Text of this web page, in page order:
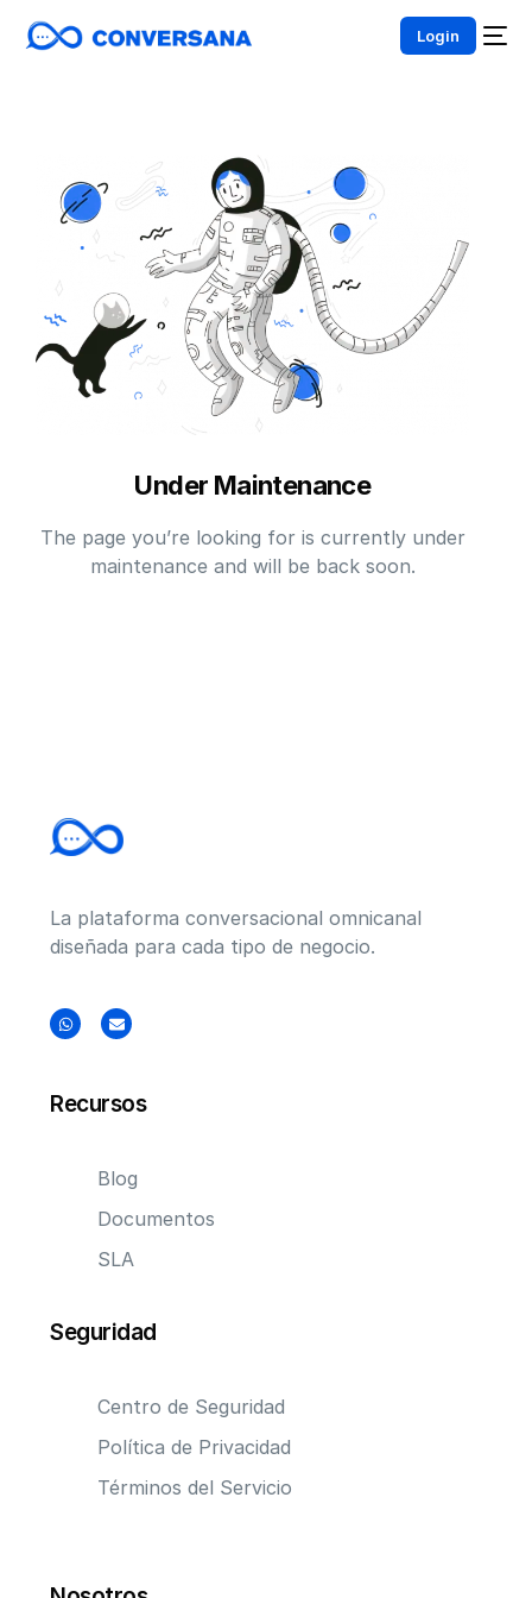
Login
Under Maintenance
The page you’re looking for is currently under
maintenance and will be back soon.
La plataforma conversacional omnicanal
diseñada para cada tipo de negocio.
Recursos
Blog
Documentos
SLA
Seguridad
Centro de Seguridad
Política de Privacidad
Términos del Servicio